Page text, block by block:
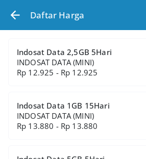
Daftar Harga
Indosat Data 2,5GB 5Hari
INDOSAT DATA (MINI)
Rp 12.925 - Rp 12.925
Indosat Data 1GB 15Hari
INDOSAT DATA (MINI)
Rp 13.880 - Rp 13.880